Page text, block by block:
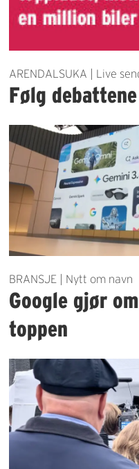
ARENDALSUKA | Live
Følg
BRANSJE | Nytt om navn
Google gjør
toppen